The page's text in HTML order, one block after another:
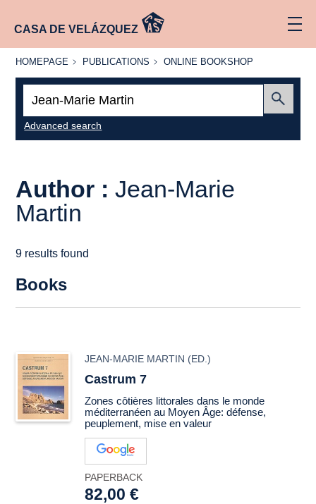
CASA DE VELÁZQUEZ
HOMEPAGE
HOMEPAGE PUBLICATIONS
PUBLICATIONS
ONLINE
ONLINE BOOKSHOP
Advanced search
Author :Jean-Marie
Martin
9 results found
Books
JEAN-MARIE MARTIN (ED.)
Castrum 7
Zones côtières littorales dans le monde
méditerranéen au Moyen Âge: défense,
peuplement, mise en valeur
PAPERBACK
82,00 €